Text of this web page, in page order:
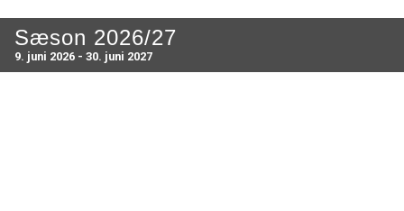
Sæson 2026/27
9. juni 2026 - 30. juni 2027